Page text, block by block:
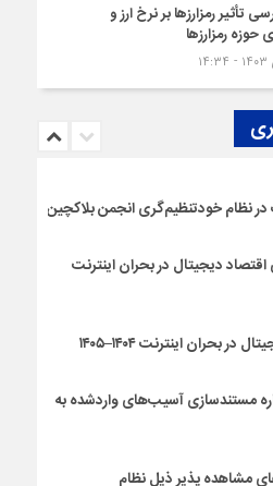
تأثیر رمزارزها بر نرخ ارز و
حوزه رمزارزها
نظام خودتنظیم‌گری انجمن بلاکچین
دیجیتال در بحران اینترنت
بحران اینترنت ۱۴۰۴–۱۴۰۵
مستندسازی آسیب‌های واردشده به
مشاهده پذیر ذیل نظام